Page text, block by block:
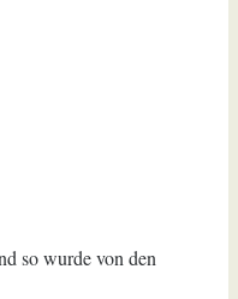
so wurde von den